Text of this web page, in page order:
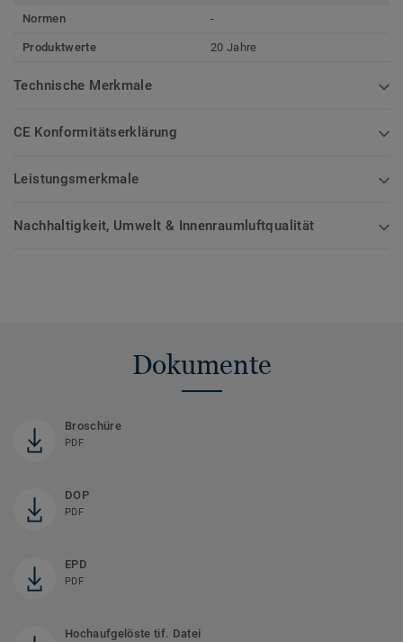
Normen
-
Produktwerte 20 Jahre
Technische Merkmale
CE Konformitätserklärung
Leistungsmerkmale
Nachhaltigkeit, Umwelt & Innenraumluftqualität
Dokumente
Broschüre
PDF
DOP
PDF
EPD
PDF
Hochaufgelöste tif. Datei